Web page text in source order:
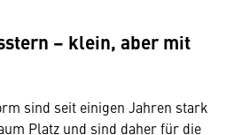
– klein, aber mit
sind seit einigen Jahren stark
Platz und sind daher für die